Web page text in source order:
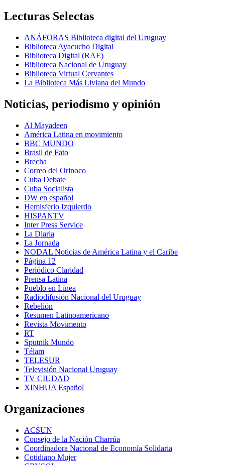
Lecturas Selectas
ANÁFORAS Biblioteca digital del Uruguay
Biblioteca Ayacucho Digital
Biblioteca Digital (RAE)
Biblioteca Nacional de Uruguay
Biblioteca Virtual Cervantes
La Biblioteca Más Liviana del Mundo
Noticias, periodismo y opinión
Al Mayadeen
América Latina en movimiento
BBC MUNDO
Brasil de Fato
Brecha
Correo del Orinoco
Cuba Debate
Cuba Socialista
DW en español
Hemisferio Izquierdo
HISPANTV
Inter Press Service
La Diaria
La Jornada
NODAL Noticias de América Latina y el Caribe
Página 12
Periódico Claridad
Prensa Latina
Pueblo en Línea
Radiodifusión Nacional del Uruguay
Rebelión
Resumen Latinoamericano
Revista Movimento
RT
Sputnik Mundo
Télam
TELESUR
Televisión Nacional Uruguay
TV CIUDAD
XINHUA Español
Organizaciones
ACSUN
Consejo de la Nación Charrúa
Coordinadora Nacional de Economía Solidaria
Cotidiano Mujer